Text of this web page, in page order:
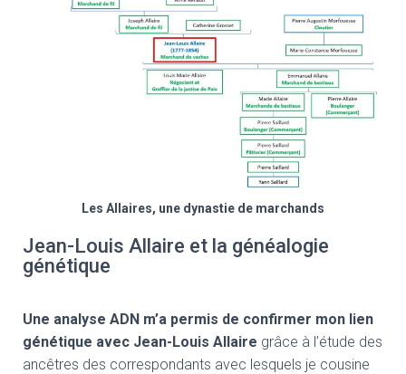
Les Allaires, une dynastie de marchands
Jean-Louis Allaire et la généalogie
génétique
Une analyse ADN m’a permis de confirmer mon lien
génétique avec Jean-Louis Allaire grâce à l’étude des
ancêtres des correspondants avec lesquels je cousine